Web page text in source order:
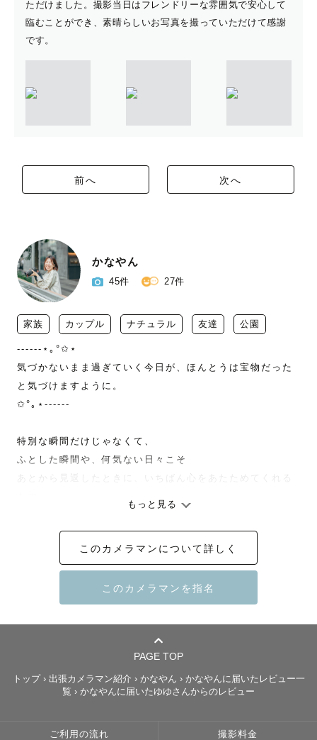
ただけました。撮影当日はフレンドリーな雰囲気で安心して
臨むことができ、素晴らしいお写真を撮っていただけて感謝
です。
前へ 次へ
かなやん
45件 27件
家族 カップル ナチュラル 友達 公園
------⋆｡°✩⋆
気づかないまま過ぎていく今日が、ほんとうは宝物だった
と気づけますように。
✩°｡⋆------
特別な瞬間だけじゃなくて、
ふとした瞬間や、何気ない日々こそ
あとから見返したときに、いちばん心をあたためてくれる
そんなあなたの「今」を、
そっと未来に残すお手伝いができたら嬉しいです。
⸝⸝⸝⸝⸝⸝⸝⸝⸝⸝⸝⸝⸝⸝⸝⸝⸝⸝⸝⸝⸝⸝⸝⸝⸝⸝⸝⸝⸝⸝⸝⸝⸝⸝⸝⸝
はじめまして。
東京を中心に活動しているフォトグラファー「かなやん」
よく「おっとりしてるね」と言われますが、
もっと見る
このカメラマンについて詳しく
PAGE TOP
トップ› 出張カメラマン紹介 › かなやん › かなやんに届いたレビュー一
覧 › かなやんに届いたゆゆさんからのレビュー
ご利用の流れ 撮影料金